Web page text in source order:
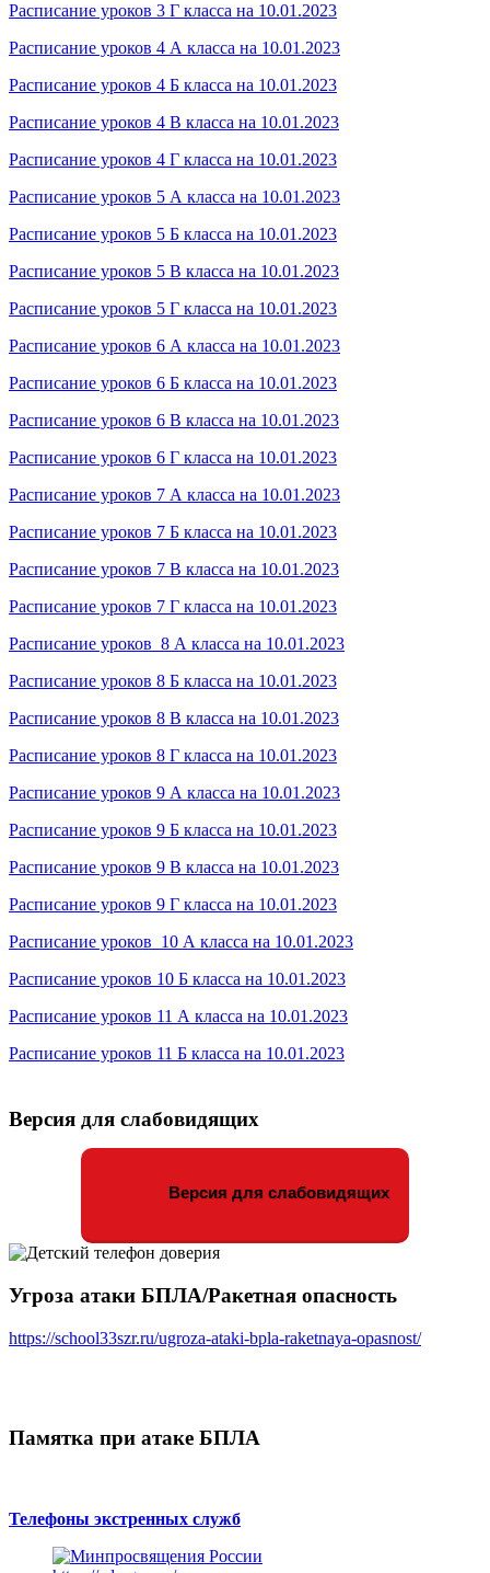
Расписание уроков 3 Г класса на 10.01.2023
Расписание уроков 4 А класса на 10.01.2023
Расписание уроков 4 Б класса на 10.01.2023
Расписание уроков 4 В класса на 10.01.2023
Расписание уроков 4 Г класса на 10.01.2023
Расписание уроков 5 А класса на 10.01.2023
Расписание уроков 5 Б класса на 10.01.2023
Расписание уроков 5 В класса на 10.01.2023
Расписание уроков 5 Г класса на 10.01.2023
Расписание уроков 6 А класса на 10.01.2023
Расписание уроков 6 Б класса на 10.01.2023
Расписание уроков 6 В класса на 10.01.2023
Расписание уроков 6 Г класса на 10.01.2023
Расписание уроков 7 А класса на 10.01.2023
Расписание уроков 7 Б класса на 10.01.2023
Расписание уроков 7 В класса на 10.01.2023
Расписание уроков 7 Г класса на 10.01.2023
Расписание уроков 8 А класса на 10.01.2023
Расписание уроков 8 Б класса на 10.01.2023
Расписание уроков 8 В класса на 10.01.2023
Расписание уроков 8 Г класса на 10.01.2023
Расписание уроков 9 А класса на 10.01.2023
Расписание уроков 9 Б класса на 10.01.2023
Расписание уроков 9 В класса на 10.01.2023
Расписание уроков 9 Г класса на 10.01.2023
Расписание уроков 10 А класса на 10.01.2023
Расписание уроков 10 Б класса на 10.01.2023
Расписание уроков 11 А класса на 10.01.2023
Расписание уроков 11 Б класса на 10.01.2023
Версия для слабовидящих
Версия для слабовидящих
Угроза атаки БПЛА/Ракетная опасность
https://school33szr.ru/ugroza-ataki-bpla-raketnaya-opasnost/
Памятка при атаке БПЛА
Телефоны экстренных служб